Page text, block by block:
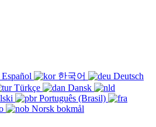
Español 한국어
Deutsch
Türkçe
Dansk
Português (Brasil)
Norsk bokmål